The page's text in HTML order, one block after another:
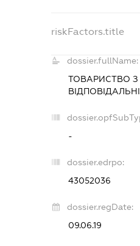
riskFactors.title
dossier.fullName:
ТОВАРИСТВО
-
dossier.edrpo:
43052036
dossier.regDate:
09.06.19